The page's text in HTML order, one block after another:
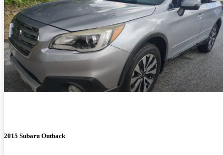
2015 Subaru Outback